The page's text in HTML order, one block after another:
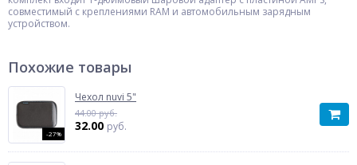
совместимый с креплениями RAM и автомобильным зарядным
устройством.
Похожие товары
-27%
Чехол nuvi 5"
44.00 руб.
32.00 руб.